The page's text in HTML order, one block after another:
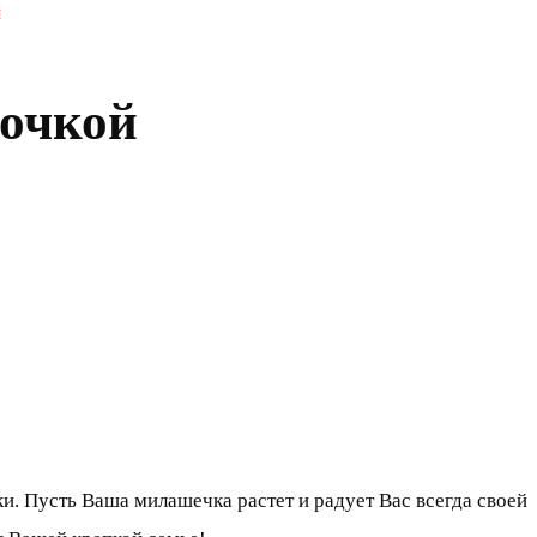
Пусть Ваша милашечка растет и радует Вас всегда своей